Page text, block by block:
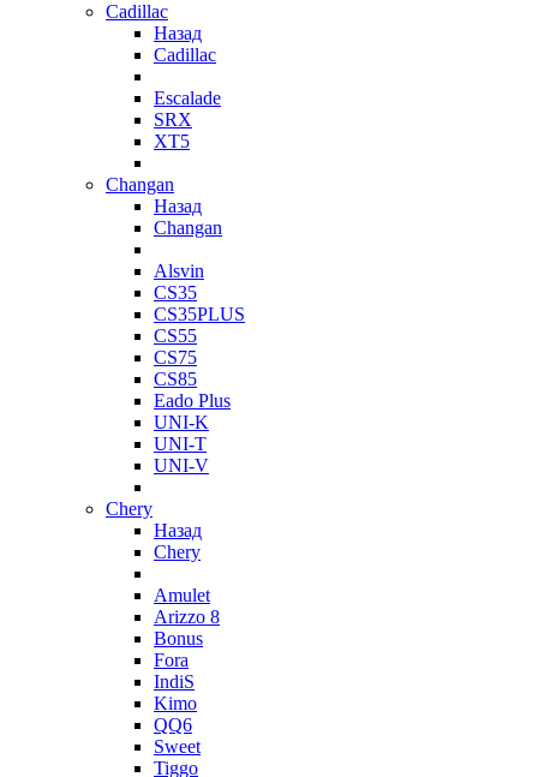
Cadillac
Назад
Cadillac
Escalade
SRX
XT5
Changan
Назад
Changan
Alsvin
CS35
CS35PLUS
CS55
CS75
CS85
Eado Plus
UNI-K
UNI-T
UNI-V
Chery
Назад
Chery
Amulet
Arizzo 8
Bonus
Fora
IndiS
Kimo
QQ6
Sweet
Tiggo